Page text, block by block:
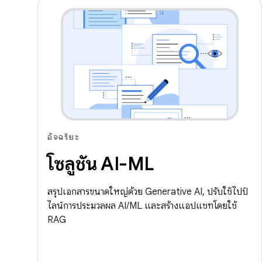
อัจฉริยะ
โซลูชัน AI-ML
สรุปเอกสารขนาดใหญ่ด้วย Generative AI, ปรับใช้ไปป์
ไลน์การประมวลผล AI/ML และสร้างแอปแชทโดยใช้
RAG